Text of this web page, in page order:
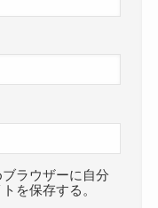
ラウザーに自分
を保存する。